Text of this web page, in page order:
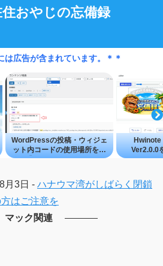
おやじの忘備録
は広告が含まれています。＊＊
WordPressの投稿・ウィジェ
ット内コードの使用場所を探
せる「Content Search Tool」
Ver2.0.0
月3日 - ハナウマ湾がしばらく閉鎖
はご注意を
マック関連